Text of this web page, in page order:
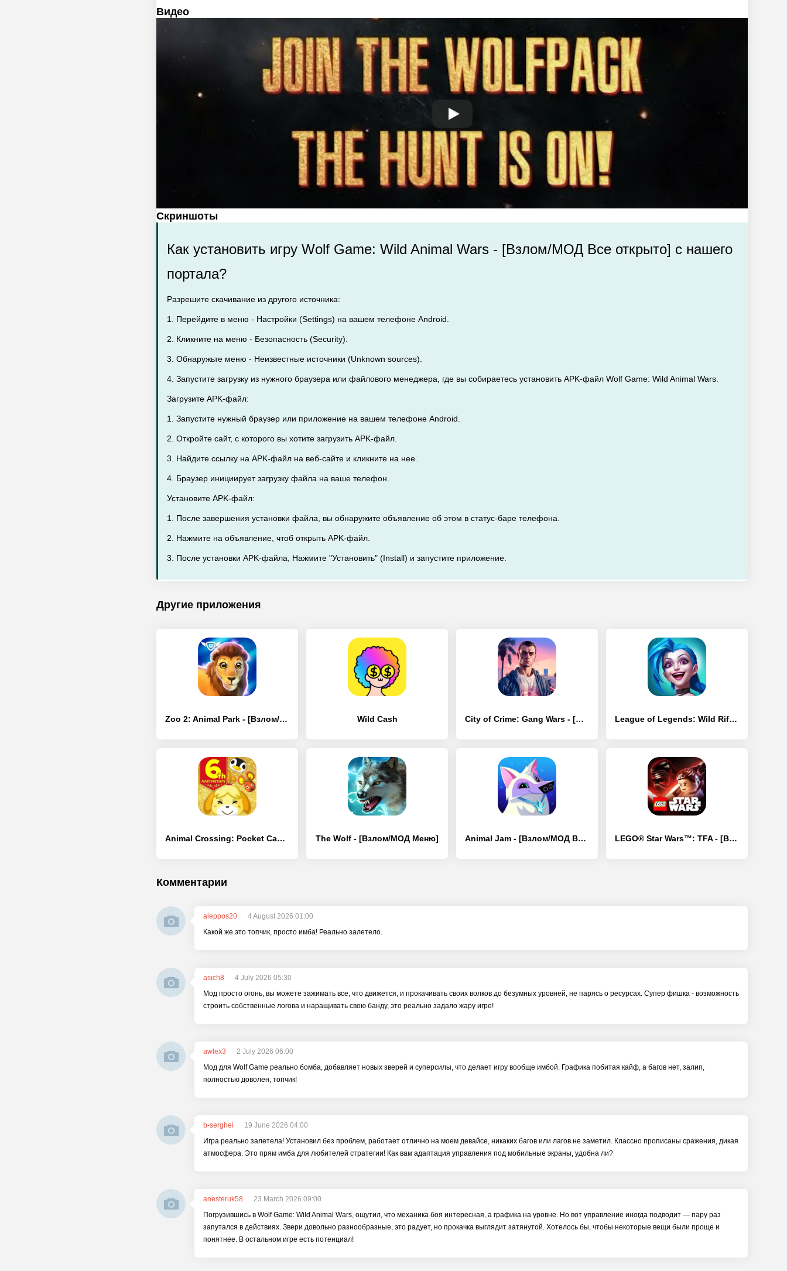
Видео
Скриншоты
Как установить игру Wolf Game: Wild Animal Wars - [Взлом/МОД Все открыто] с нашего
портала?
Разрешите скачивание из другого источника:
1. Перейдите в меню - Настройки (Settings) на вашем телефоне Android.
2. Кликните на меню - Безопасность (Security).
3. Обнаружьте меню - Неизвестные источники (Unknown sources).
4. Запустите загрузку из нужного браузера или файлового менеджера, где вы собираетесь установить APK-файл Wolf Game: Wild Animal Wars.
Загрузите APK-файл:
1. Запустите нужный браузер или приложение на вашем телефоне Android.
2. Откройте сайт, с которого вы хотите загрузить APK-файл.
3. Найдите ссылку на APK-файл на веб-сайте и кликните на нее.
4. Браузер инициирует загрузку файла на ваше телефон.
Установите APK-файл:
1. После завершения установки файла, вы обнаружите объявление об этом в статус-баре телефона.
2. Нажмите на объявление, чтоб открыть APK-файл.
3. После установки APK-файла, Нажмите "Установить" (Install) и запустите приложение.
Другие приложения
Zoo 2: Animal Park - [Взлом/МОД Бесконечные деньги] Wild Cash City of Crime: Gang Wars - [Взлом/МОД Unlocked] League of Legends: Wild Rift - [Взлом/МОД Бесконечные деньги]
Animal Crossing: Pocket Camp - [Взлом/МОД Unlocked] The Wolf - [Взлом/МОД Меню] Animal Jam - [Взлом/МОД Все открыто] LEGO® Star Wars™: TFA - [Взлом/МОД Бесконечные деньги]
Комментарии
aleppos20
4 August 2026 01:00
Какой же это топчик, просто имба! Реально залетело.
asich8
4 July 2026 05:30
Мод просто огонь, вы можете зажимать все, что движется, и прокачивать своих волков до безумных уровней, не парясь о ресурсах. Супер фишка - возможность
строить собственные логова и наращивать свою банду, это реально задало жару игре!
awlex3
2 July 2026 06:00
Мод для Wolf Game реально бомба, добавляет новых зверей и суперсилы, что делает игру вообще имбой. Графика побитая кайф, а багов нет, залип,
полностью доволен, топчик!
b-serghei
19 June 2026 04:00
Игра реально залетела! Установил без проблем, работает отлично на моем девайсе, никаких багов или лагов не заметил. Классно прописаны сражения, дикая
атмосфера. Это прям имба для любителей стратегии! Как вам адаптация управления под мобильные экраны, удобна ли?
anesteruk58
23 March 2026 09:00
Погрузившись в Wolf Game: Wild Animal Wars, ощутил, что механика боя интересная, а графика на уровне. Но вот управление иногда подводит — пару раз
запутался в действиях. Звери довольно разнообразные, это радует, но прокачка выглядит затянутой. Хотелось бы, чтобы некоторые вещи были проще и
понятнее. В остальном игре есть потенциал!